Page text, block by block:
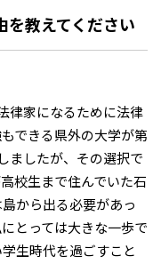
を教えてください
律家になるために法律
できる県外の大学が第
ましたが、その選択で
校生まで住んでいた石
から出る必要があっ
とっては大きな一歩で
生時代を過ごすこと